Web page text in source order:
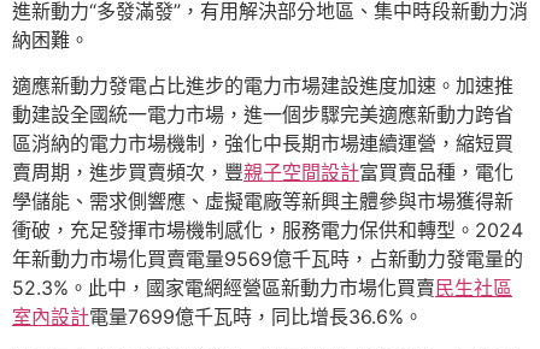
進新動力“多發滿發”，有用解決部分地區、集中時段新動力消
納困難。
適應新動力發電占比進步的電力市場建設進度加速。加速推
動建設全國統一電力市場，進一個步驟完美適應新動力跨省
區消納的電力市場機制，強化中長期市場連續運營，縮短買
賣周期，進步買賣頻次，豐親子空間設計富買賣品種，電化
學儲能、需求側響應、虛擬電廠等新興主體參與市場獲得新
衝破，充足發揮市場機制感化，服務電力保供和轉型。2024
年新動力市場化買賣電量9569億千瓦時，占新動力發電量的
52.3%。此中，國家電網經營區新動力市場化買賣 民生社區
室內設計電量7699億千瓦時，同比增長36.6%。